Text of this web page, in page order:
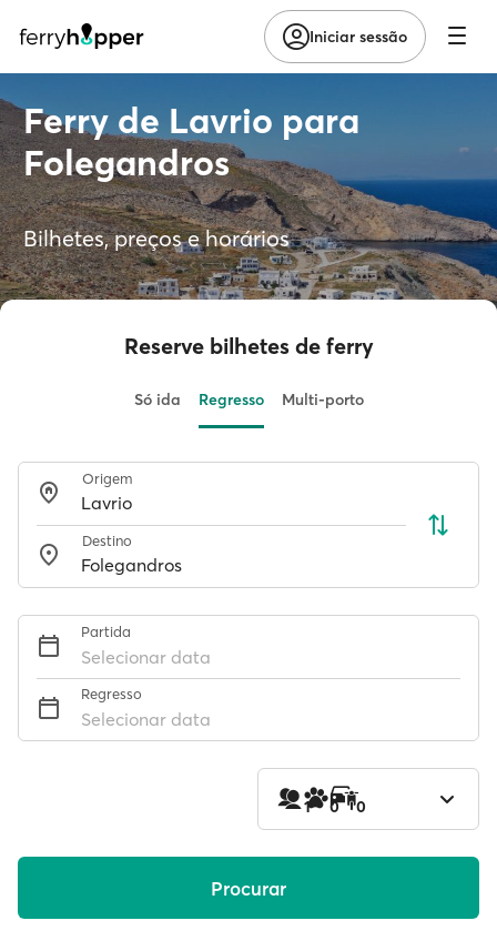
Iniciar sessão
Ferry de Lavrio para
Folegandros
Bilhetes, preços e horários
Reserve bilhetes de ferry
Só ida Regresso Multi-porto
Origem
Destino
Partida
Selecionar data
Regresso
Selecionar data
1 0 0
Procurar